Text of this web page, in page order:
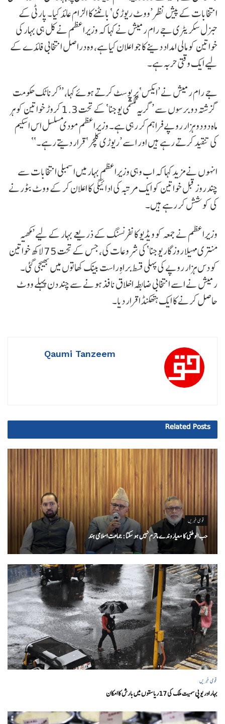
انتخابات کے پیش نظر ’ووٹ ریوڑی‘ بانٹنے کا الزام عائد کیا۔ پارٹی کے
جنرل سکریٹری جے رام رمیش نے کہا کہ وزیراعظم نے کل ہی بہار کی
خواتین کو مالی امداد دینے کا جو اعلان کیا ہے، وہ دراصل انتخابی فائدے کے
لیے ایک وقتی حربہ ہے۔
جے رام رمیش نے ’ایکس‘ پر پوسٹ کرتے ہوئے کہا، ’’کرناٹک حکومت
گزشتہ دو برسوں سے ’گریہ لکشمی یوجنا‘ کے تحت 1.3 کروڑ خواتین کو ہر
ماہ دو دو ہزار روپے فراہم کر رہی ہے۔ وزیراعظم مودی مسلسل اس اسکیم
کی تنقید کرتے رہے ہیں اور اسے ’ریوڑی کلچر‘ قرار دیتے رہے۔‘‘
انہوں نے مزید کہا کہ اب وہی وزیراعظم بہار میں اسمبلی انتخابات سے
چند روز قبل خواتین کو ایک مرتبہ کی ادائیگی کا اعلان کر کے ووٹ بٹورنے
کی کوشش کر رہے ہیں۔
وزیراعظم نے جمعہ کو ویڈیو کانفرنسنگ کے ذریعے بہار کے لیے ’مکھیہ
منتری مہیلا روزگار یوجنا‘ کی شروعات کی، جس کے تحت 75 لاکھ خواتین
کو دس ہزار روپے کی پہلی قسط براہِ راست بینک کھاتوں میں بھیجی گئی۔
رمیش نے اسے انتخابی ضابطہ اخلاق نافذ ہونے سے چند دن پہلے ووٹ
حاصل کرنے کا ایک ہتھکنڈا قرار دیا۔
Qaumi Tanzeem
Related Posts
قومی خبریں
حب الوطنی کا معیار وندے ماترم نہیں ہو سکتا : جماعت اسلامی ہند
قومی خبریں
بہار اور یو پی سمیت ملک کی 17ریاستوں میں بارش کا امکان